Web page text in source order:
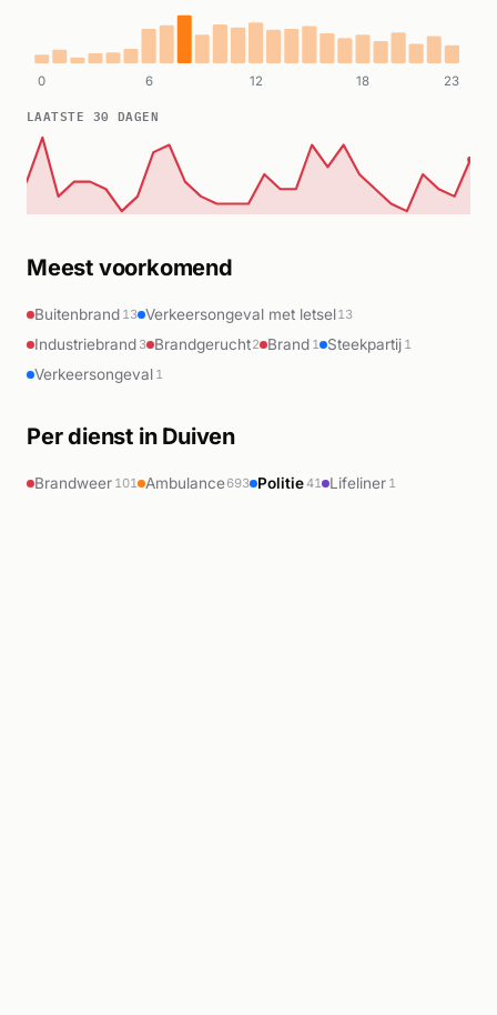
0 6 12 18 23
LAATSTE 30 DAGEN
Meest voorkomend
Buitenbrand 13 Verkeersongeval met letsel13
Industriebrand 3 Brandgerucht2 Brand 1 Steekpartij 1
Verkeersongeval 1
Per dienst in Duiven
Brandweer 101 Ambulance693 Politie41 Lifeliner 1